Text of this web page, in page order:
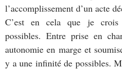
l’accomplissement d’un acte
C’est en cela que je crois
possibles. Entre prise en
autonomie en marge et
y a une infinité de possibles.